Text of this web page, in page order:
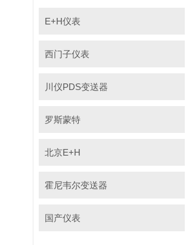
E+H仪表
西门子仪表
川仪PDS变送器
罗斯蒙特
北京E+H
霍尼韦尔变送器
国产仪表